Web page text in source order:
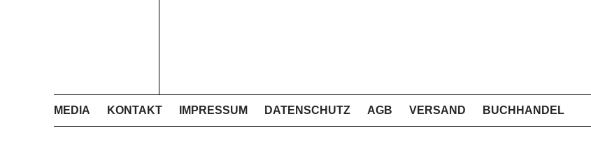
MEDIA KONTAKT IMPRESSUM DATENSCHUTZ AGB VERSAND BUCHHANDEL